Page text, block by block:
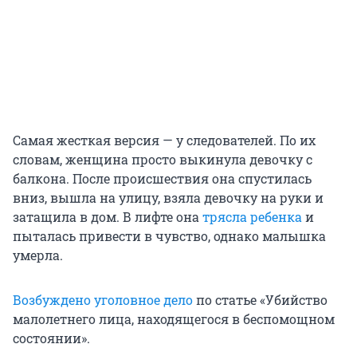
Самая жесткая версия — у следователей. По их
словам, женщина просто выкинула девочку с
балкона. После происшествия она спустилась
вниз, вышла на улицу, взяла девочку на руки и
затащила в дом. В лифте онатрясла ребенкаи
пыталась привести в чувство, однако малышка
умерла.
Возбуждено уголовное делопо статье «Убийство
малолетнего лица, находящегося в беспомощном
состоянии».